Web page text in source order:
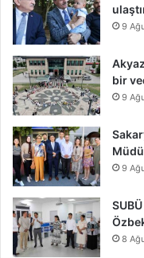
9
bir
9
9
8